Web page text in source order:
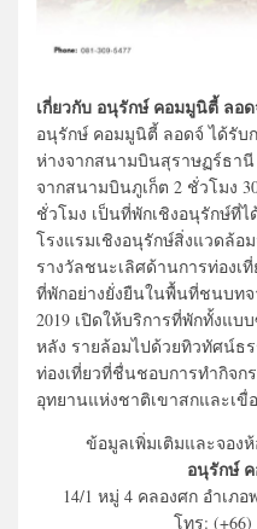
เกี่ยวกับ อนุรักษ์ คอมมูนิตี้ ลอ
อนุรักษ์ คอมมูนิตี้ ลอดจ์ ได้รับก
ห่างจากสนามบินสุราษฏร์ธานี
จากสนามบินภูเก็ต 2 ชั่วโมง
ชั่วโมง เป็นที่พักเชิงอนุรักษ์ที่
โรงแรมเชิงอนุรักษ์สิ่งแวดล้อม
รางวัลชนะเลิศด้านการท่องเ
ที่พักอย่างยั่งยืนในพื้นที่ชนบทจ
2019 เปิดให้บริการที่พักทั้งแ
หลัง รายล้อมไปด้วยทิวทัศน์ธ
ท่องเที่ยวที่ชื่นชอบการทำกิจก
อุทยานแห่งชาติเขาสกและเขื่
ข้อมูลเพิ่มเติมและจอง
อนุรักษ์
14/1 หมู่ 4 คลองศก อำเภ
โทร: (+66)